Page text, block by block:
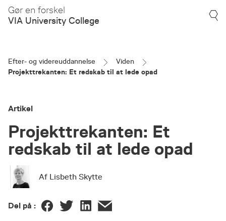
Gør en forskel
VIA University College
Efter- og videreuddannelse
Viden
Projekttrekanten: Et redskab til at lede opad
Artikel
Projekttrekanten: Et
redskab til at lede opad
Af Lisbeth Skytte
Del på :